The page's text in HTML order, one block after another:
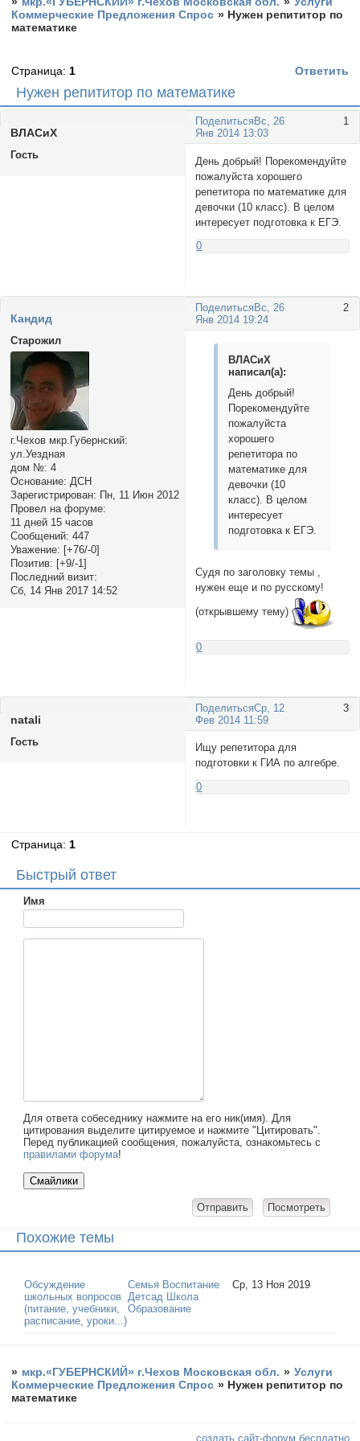
Коммерческие Предложения Спрос » Нужен репититор по
математике
Нужен репититор по математике
Страница: 1 Ответить
Поделиться 1
Вс, 26
Янв 2014 13:03
ВЛАСиХ
Гость
День добрый! Порекомендуйте
пожалуйста хорошего
репетитора по математике для
девочки (10 класс). В целом
интересует подготовка к ЕГЭ.
0
Поделиться 2
Вс, 26
Янв 2014 19:24
Кандид
Старожил
г.Чехов мкр.Губернский:
ул.Уездная
дом №: 4
Основание: ДСН
Зарегистрирован: Пн, 11 Июн 2012
Провел на форуме:
11 дней 15 часов
Сообщений: 447
Уважение: [+76/-0]
Позитив: [+9/-1]
Последний визит:
Сб, 14 Янв 2017 14:52
ВЛАСиХ
написал(а):
День добрый!
Порекомендуйте
пожалуйста
хорошего
репетитора по
математике для
девочки (10
класс). В целом
интересует
подготовка к ЕГЭ.
Судя по заголовку темы ,
нужен еще и по русскому!
(открывшему тему)
0
Поделиться 3
Ср, 12
Фев 2014 11:59
nаtali
Гость
Ищу репетитора для
подготовки к ГИА по алгебре.
0
Страница: 1
Быстрый ответ
Имя
Для ответа собеседнику нажмите на его ник(имя). Для
цитирования выделите цитируемое и нажмите "Цитировать".
Перед публикацией сообщения, пожалуйста, ознакомьтесь с
правилами форума!
Похожие темы
Обсуждение
школьных вопросов
(питание, учебники,
расписание, уроки...)
Семья Воспитание
Детсад Школа
Образование
Ср, 13 Ноя 2019
» мкр.«ГУБЕРНСКИЙ» г.Чехов Московская обл. » Услуги
Коммерческие Предложения Спрос » Нужен репититор по
математике
создать сайт-форум бесплатно